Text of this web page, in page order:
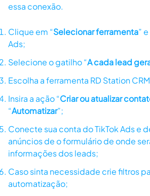
essa conexão.
Clique em “Selecionar ferramenta”
Ads;
Selecione o gatilho “A cada lead
Escolha a ferramenta RD Station
Insira a ação “Criar ou atualizar
“Automatizar”;
Conecte sua conta do TikTok Ads e
anúncios de o formulário de onde
informações dos leads;
Caso sinta necessidade crie filtros
automatização;